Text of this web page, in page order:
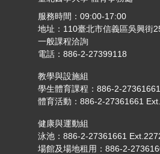
服務時間：09:00-17:00
地址：110臺北市信義區吳興街
一般課程洽詢
電話：886-2-27399118
教學與設施組
學生體育課程：886-2-
體育活動：886-2-27361661
健康與運動組
泳池：886-2-27361661
場館及場地租用：886-2-